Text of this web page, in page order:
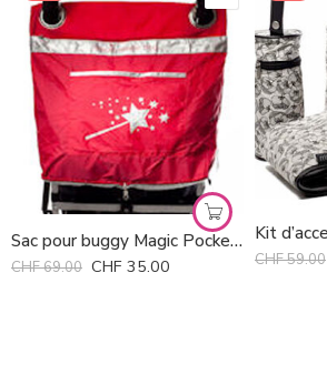
Sac pour buggy Magic Pocket Magic Stroller Bag *
CHF69.00 CHF 35.00 CHF59.00